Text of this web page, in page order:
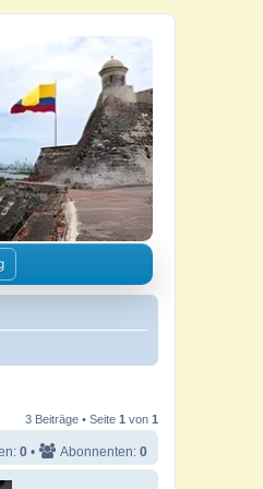
3 Beiträge • Seite 1 von 1
0 • Abonnenten: 0